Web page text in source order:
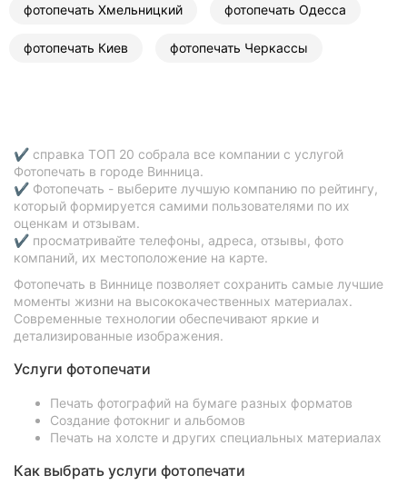
фотопечать Хмельницкий фотопечать Одесса
фотопечать Киев фотопечать Черкассы
✔ справка ТОП 20 собрала все компании с услугой
Фотопечать в городе Винница.
✔ Фотопечать - выберите лучшую компанию по рейтингу,
который формируется самими пользователями по их
оценкам и отзывам.
✔ просматривайте телефоны, адреса, отзывы, фото
компаний, их местоположение на карте.
Фотопечать в Виннице позволяет сохранить самые лучшие
моменты жизни на высококачественных материалах.
Современные технологии обеспечивают яркие и
детализированные изображения.
Услуги фотопечати
Печать фотографий на бумаге разных форматов
Создание фотокниг и альбомов
Печать на холсте и других специальных материалах
Как выбрать услуги фотопечати